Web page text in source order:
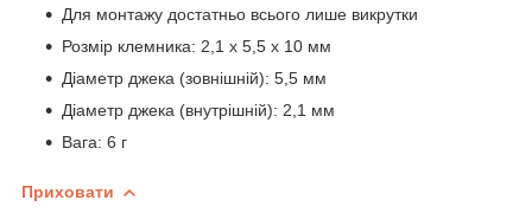
Для монтажу достатньо всього лише викрутки
Розмір клемника: 2,1 х 5,5 x 10 мм
Діаметр джека (зовнішній): 5,5 мм
Діаметр джека (внутрішній): 2,1 мм
Вага: 6 г
Приховати